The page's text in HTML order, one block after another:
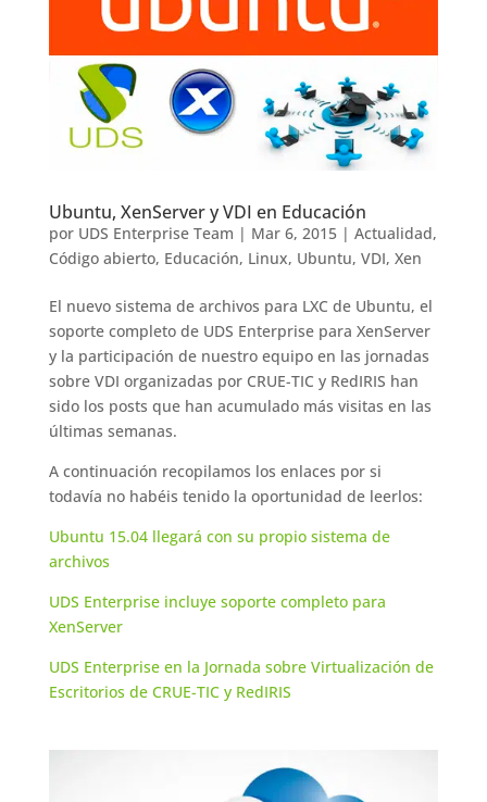
Ubuntu, XenServer y VDI en Educación
por UDS Enterprise Team | Mar 6, 2015| Actualidad,
Código abierto, Educación, Linux, Ubuntu, VDI, Xen
El nuevo sistema de archivos para LXC de Ubuntu, el
soporte completo de UDS Enterprise para XenServer
y la participación de nuestro equipo en las jornadas
sobre VDI organizadas por CRUE-TIC y RedIRIS han
sido los posts que han acumulado más visitas en las
últimas semanas.
A continuación recopilamos los enlaces por si
todavía no habéis tenido la oportunidad de leerlos:
Ubuntu 15.04 llegará con su propio sistema de
archivos
UDS Enterprise incluye soporte completo para
XenServer
UDS Enterprise en la Jornada sobre Virtualización de
Escritorios de CRUE-TIC y RedIRIS